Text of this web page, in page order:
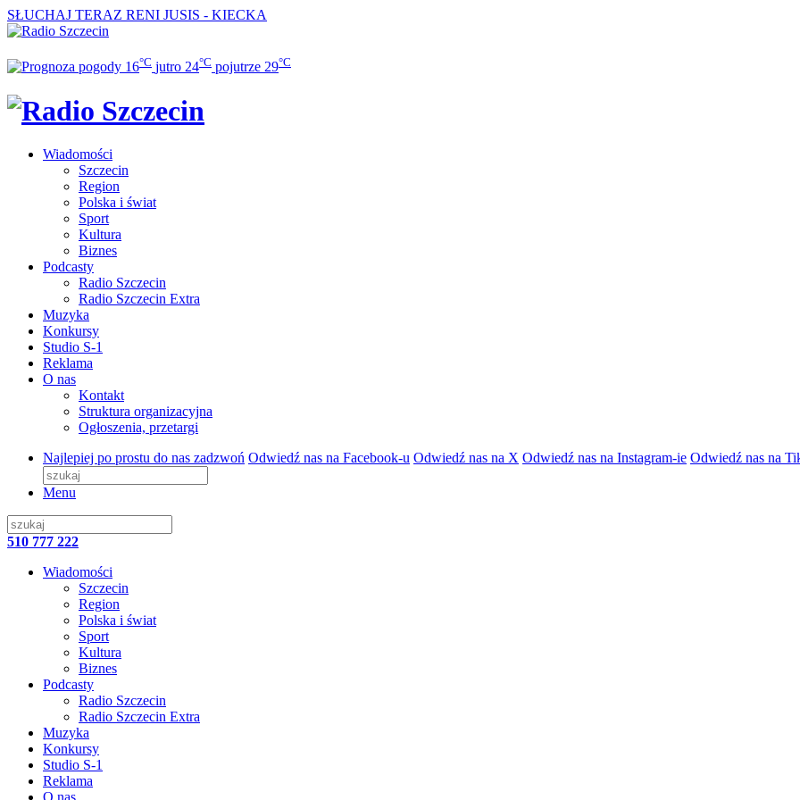
SŁUCHAJ TERAZ RENI JUSIS - KIECKA
16°C jutro 24°C pojutrze 29°C
Wiadomości
Szczecin
Region
Polska i świat
Sport
Kultura
Biznes
Podcasty
Radio Szczecin
Radio Szczecin Extra
Muzyka
Konkursy
Studio S-1
Reklama
O nas
Kontakt
Struktura organizacyjna
Ogłoszenia, przetargi
Najlepiej po prostu do nas zadzwoń Odwiedź nas na Facebook-u Odwiedź nas na X Odwiedź nas na Instagram-ie Odwiedź nas na
Menu
510 777 222
Wiadomości
Szczecin
Region
Polska i świat
Sport
Kultura
Biznes
Podcasty
Radio Szczecin
Radio Szczecin Extra
Muzyka
Konkursy
Studio S-1
Reklama